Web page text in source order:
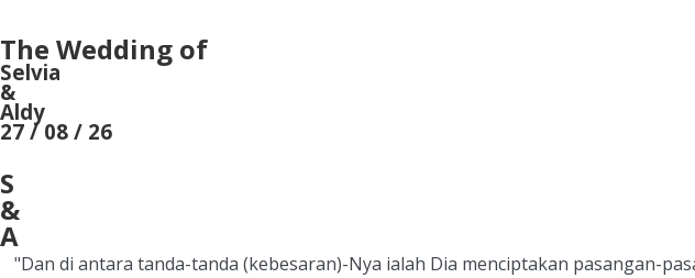
The Wedding of
Selvia
&
Aldy
27 / 08 / 26
S
&
A
"Dan di antara tanda-tanda (kebesaran)-Nya ialah Dia menciptakan pasangan-